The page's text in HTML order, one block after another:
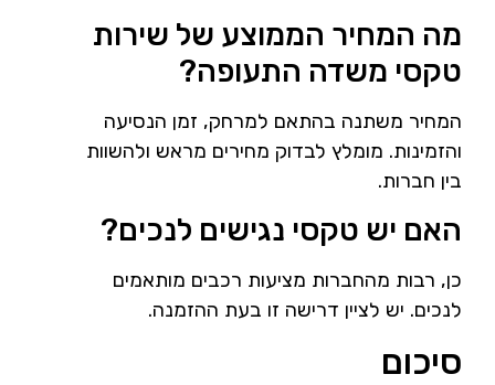
מה המחיר הממוצע של שירות
טקסי משדה התעופה?
המחיר משתנה בהתאם למרחק, זמן הנסיעה
והזמינות. מומלץ לבדוק מחירים מראש ולהשוות
בין חברות.
האם יש טקסי נגישים לנכים?
כן, רבות מהחברות מציעות רכבים מותאמים
לנכים. יש לציין דרישה זו בעת ההזמנה.
סיכום